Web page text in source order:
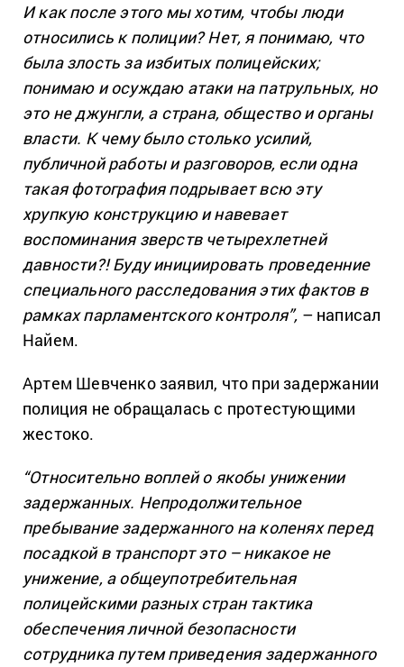
И как после этого мы хотим, чтобы люди
относились к полиции? Нет, я понимаю, что
была злость за избитых полицейских;
понимаю и осуждаю атаки на патрульных, но
это не джунгли, а страна, общество и органы
власти. К чему было столько усилий,
публичной работы и разговоров, если одна
такая фотография подрывает всю эту
хрупкую конструкцию и навевает
воспоминания зверств четырехлетней
давности?! Буду инициировать проведенние
специального расследования этих фактов в
рамках парламентского контроля”, – написал
Найем.
Артем Шевченко заявил, что при задержании
полиция не обращалась с протестующими
жестоко.
“Относительно воплей о якобы унижении
задержанных. Непродолжительное
пребывание задержанного на коленях перед
посадкой в транспорт это – никакое не
унижение, а общеупотребительная
полицейскими разных стран тактика
обеспечения личной безопасности
сотрудника путем приведения задержанного